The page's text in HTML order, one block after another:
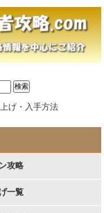
げ・入手方法
攻略
一覧